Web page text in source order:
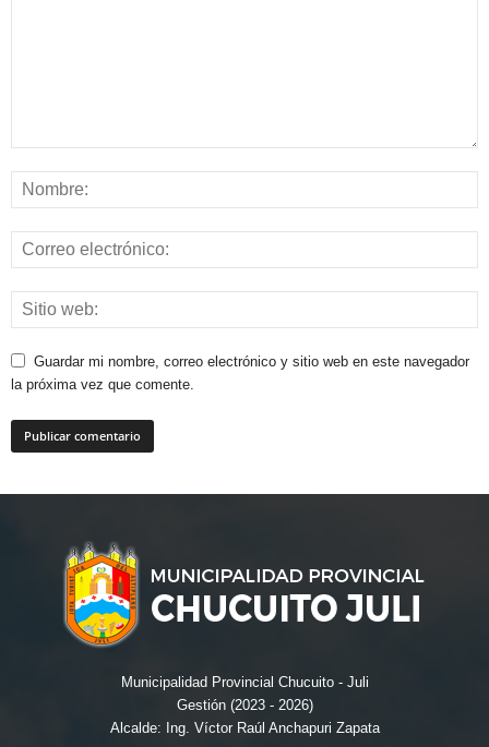
Guardar mi nombre, correo electrónico y sitio web en este navegador
la próxima vez que comente.
Municipalidad Provincial Chucuito - Juli
Gestión (2023 - 2026)
Alcalde: Ing. Víctor Raúl Anchapuri Zapata